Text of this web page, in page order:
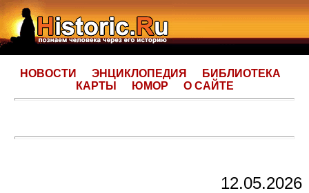
НОВОСТИ ЭНЦИКЛОПЕДИЯ
БИБЛИОТЕКА
КАРТЫ
ЮМОР О САЙТЕ
12.05.2026